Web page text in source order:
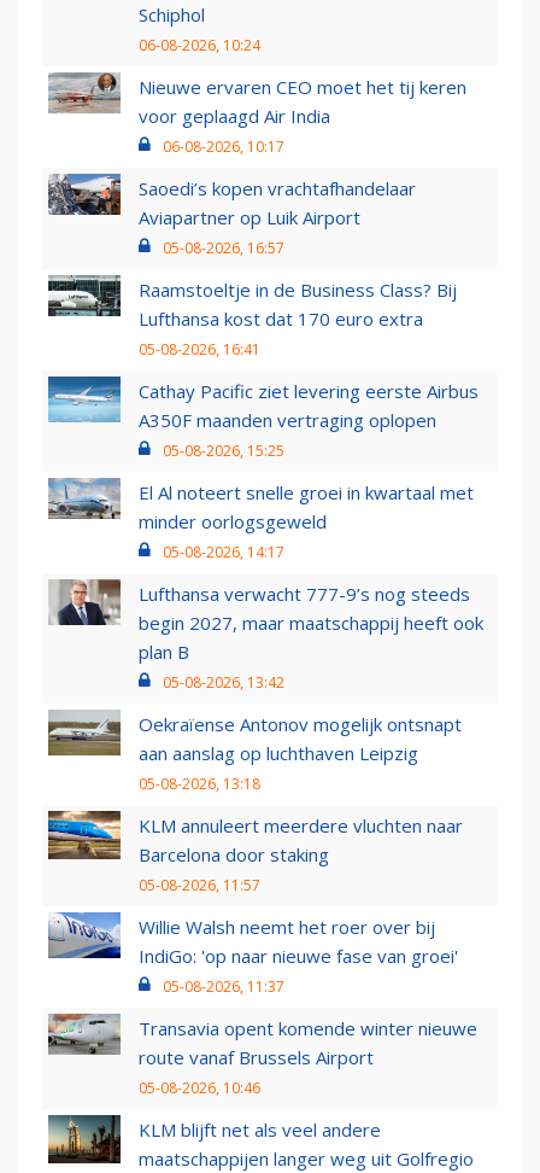
Schiphol
06-08-2026, 10:24
Nieuwe ervaren CEO moet het tij keren
voor geplaagd Air India
06-08-2026, 10:17
Saoedi’s kopen vrachtafhandelaar
Aviapartner op Luik Airport
05-08-2026, 16:57
Raamstoeltje in de Business Class? Bij
Lufthansa kost dat 170 euro extra
05-08-2026, 16:41
Cathay Pacific ziet levering eerste Airbus
A350F maanden vertraging oplopen
05-08-2026, 15:25
El Al noteert snelle groei in kwartaal met
minder oorlogsgeweld
05-08-2026, 14:17
Lufthansa verwacht 777-9’s nog steeds
begin 2027, maar maatschappij heeft ook
plan B
05-08-2026, 13:42
Oekraïense Antonov mogelijk ontsnapt
aan aanslag op luchthaven Leipzig
05-08-2026, 13:18
KLM annuleert meerdere vluchten naar
Barcelona door staking
05-08-2026, 11:57
Willie Walsh neemt het roer over bij
IndiGo: 'op naar nieuwe fase van groei'
05-08-2026, 11:37
Transavia opent komende winter nieuwe
route vanaf Brussels Airport
05-08-2026, 10:46
KLM blijft net als veel andere
maatschappijen langer weg uit Golfregio